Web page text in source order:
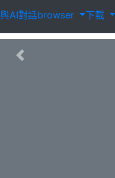
與AI對話browser 下載